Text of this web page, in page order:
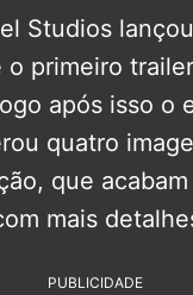
Studios lançou
o primeiro
após isso o
quatro
que
mais
PUBLICIDADE